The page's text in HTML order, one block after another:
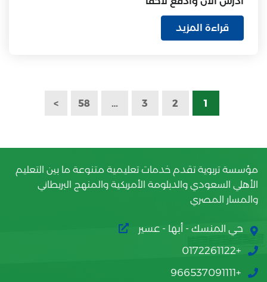
قراءة المزيد
1
2
3
…
58
>
مؤسسة تربوية تقدم خدمات تعليمية متنوعة ما بين التعليم
الأهلي السعودي والدبلومة الأمريكية والمنهج البريطاني
والمسار المصري
حي المنسك - أبها - عسير
+0172261122
+966537091111